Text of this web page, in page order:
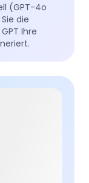
(GPT-4o
die
Ihre